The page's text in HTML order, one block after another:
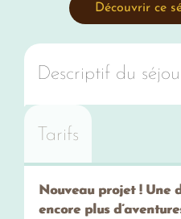
Découvrir ce
Descriptif du
Tarifs
Nouveau projet ! Une
encore plus